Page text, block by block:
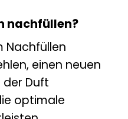
nachfüllen?
Nachfüllen
einen neuen
der Duft
optimale